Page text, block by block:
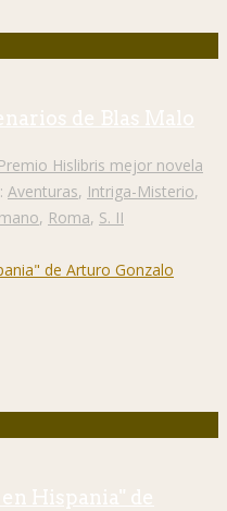
de Blas Malo
Premio Hislibris mejor novela
Aventuras, Intriga-Misterio,
, Roma, S. II
Hispania" de